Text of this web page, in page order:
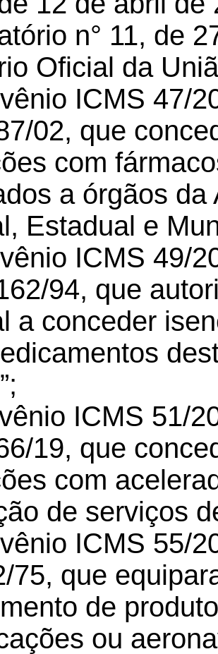
n° 11, de
Oficial da
ICMS 47/
02, que
com
a órgãos
Estadual e
ICMS 49/
94, que
a conceder
ICMS 51/
19, que
com
de serviços
ICMS 55/
75, que
de
ou